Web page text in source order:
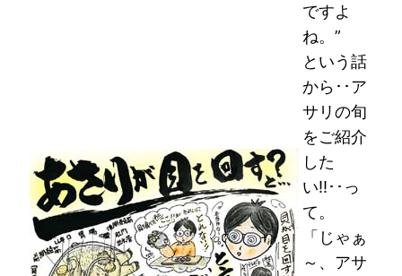
ですよ
ね。”
という話
から･･ア
サリの旬
をご紹介
した
い!!･･っ
て。
「じゃぁ
～、アサ